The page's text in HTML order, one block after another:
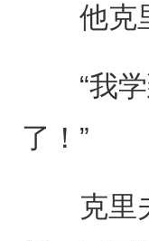
他克里
“我学
了！”
克里夫